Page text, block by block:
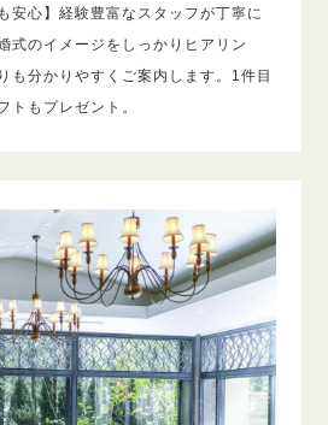
安心】経験豊富なスタッフが丁寧に
式のイメージをしっかりヒアリン
も分かりやすくご案内します。1件目
トもプレゼント。